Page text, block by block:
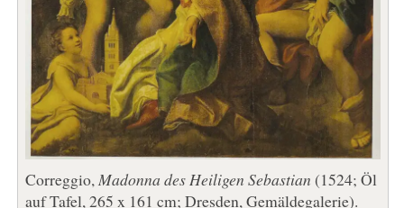
Correggio, Madonna des Heiligen Sebastian (1524; Öl
auf Tafel, 265 x 161 cm; Dresden, Gemäldegalerie).